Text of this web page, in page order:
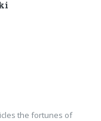
the fortunes of